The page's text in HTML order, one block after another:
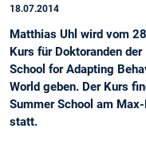
18.07.2014
Matthias Uhl wird vom
Kurs für Doktoranden
School for Adapting
World geben. Der Kurs
Summer School am
statt.